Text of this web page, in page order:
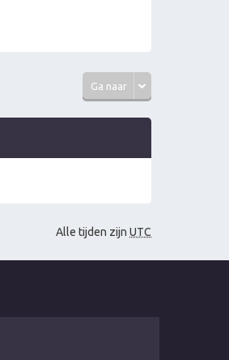
Ga naar
Alle tijden zijn UTC